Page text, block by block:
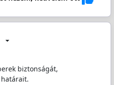
biztonságát,